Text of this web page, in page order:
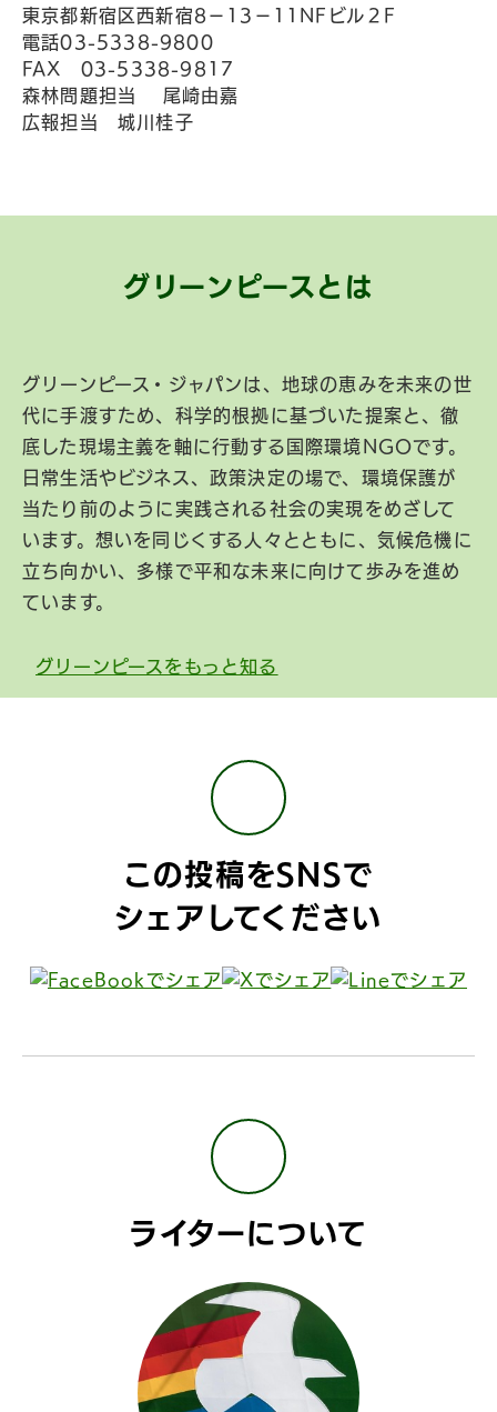
東京都新宿区西新宿8－13－11NFビル２F
電話03-5338-9800
FAX 03-5338-9817
森林問題担当 尾崎由嘉
広報担当 城川桂子
グリーンピースとは
グリーンピース・ジャパンは、地球の恵みを未来の世
代に手渡すため、科学的根拠に基づいた提案と、徹
底した現場主義を軸に行動する国際環境NGOです。
日常生活やビジネス、政策決定の場で、環境保護が
当たり前のように実践される社会の実現をめざして
います。想いを同じくする人々とともに、気候危機に
立ち向かい、多様で平和な未来に向けて歩みを進め
ています。
グリーンピースをもっと知る
この投稿をSNSで
シェアしてください
ライターについて